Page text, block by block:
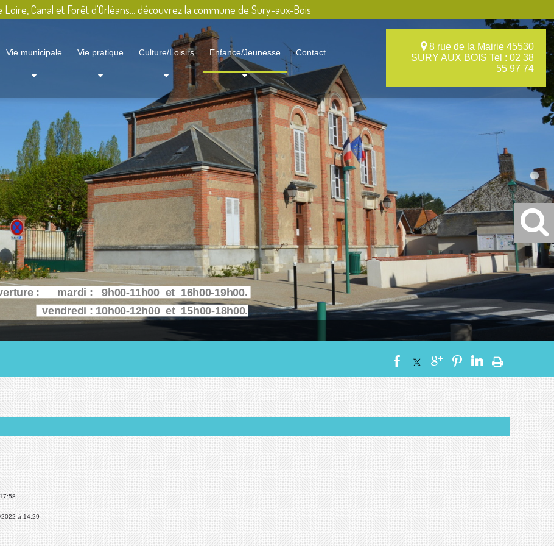
Loire, Canal et Forêt d'Orléans... découvrez la commune de Sury-aux-Bois
8 rue de la Mairie 45530
SURY AUX BOIS Tel : 02 38
55 97 74
Vie municipale Vie pratique Culture/Loisirs Enfance/Jeunesse Contact
: mardi : 9h00-11h00 et 16h00-19h00.
vendredi : 10h00-12h00 et 15h00-18h00.
à 14:29